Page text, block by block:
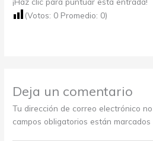
(Votos: 0 Promedio: 0)
Deja un comentario
Tu dirección de correo electrónico
campos obligatorios están marcados